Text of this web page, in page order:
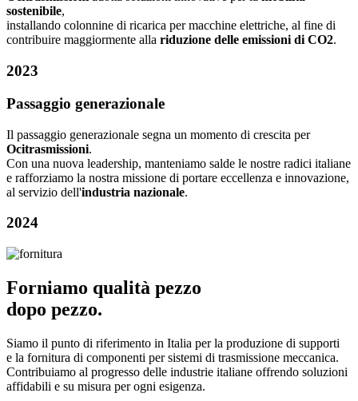
sostenibile,
installando colonnine di ricarica per macchine elettriche, al fine di
contribuire maggiormente alla riduzione delle emissioni di CO2.
2023
Passaggio generazionale
Il passaggio generazionale segna un momento di crescita per
Ocitrasmissioni.
Con una nuova leadership, manteniamo salde le nostre radici italiane
e rafforziamo la nostra missione di portare eccellenza e innovazione,
al servizio dell'industria nazionale.
2024
Forniamo qualità pezzo
dopo pezzo.
Siamo il punto di riferimento in Italia per la produzione di supporti
e la fornitura di componenti per sistemi di trasmissione meccanica.
Contribuiamo al progresso delle industrie italiane offrendo soluzioni
affidabili e su misura per ogni esigenza.